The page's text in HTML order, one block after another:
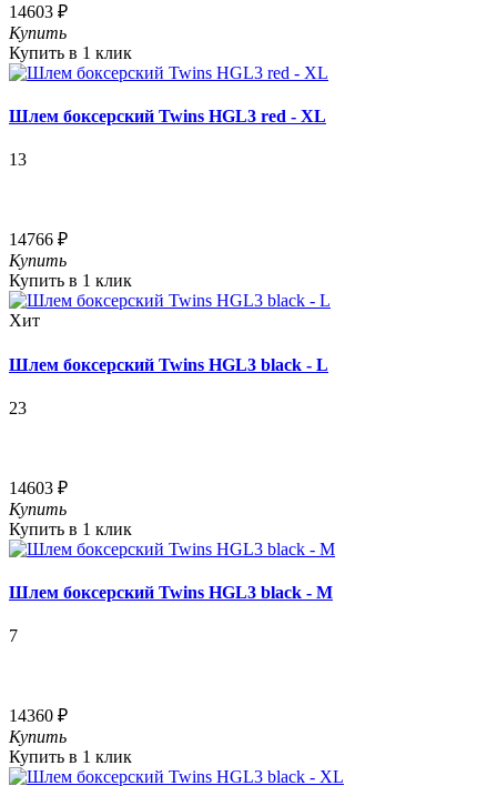
14603 ₽
Купить
Купить в 1 клик
Шлем боксерский Twins HGL3 red - XL
13
14766 ₽
Купить
Купить в 1 клик
Хит
Шлем боксерский Twins HGL3 black - L
23
14603 ₽
Купить
Купить в 1 клик
Шлем боксерский Twins HGL3 black - M
7
14360 ₽
Купить
Купить в 1 клик